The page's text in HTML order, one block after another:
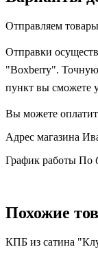
Отправляем
Отправки
"Boxberry". Точную
пункт вы сможете
Вы можете
Адрес магазина
График работы По
Похожие
КПБ из сатина